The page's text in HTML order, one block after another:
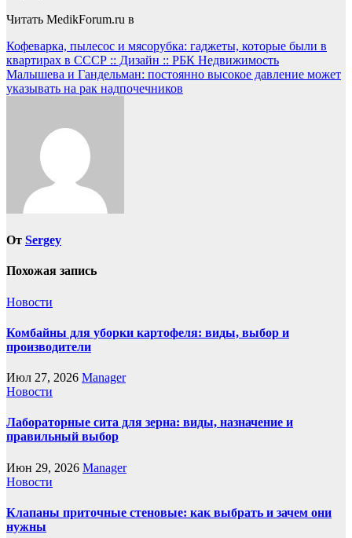
Читать MedikForum.ru в
Навигация
по
записям
Кофеварка, пылесос и мясорубка: гаджеты, которые были в
квартирах в СССР :: Дизайн :: РБК Недвижимость
Малышева и Гандельман: постоянно высокое давление может
указывать на рак надпочечников
От Sergey
Похожая запись
Новости
Комбайны для уборки картофеля: виды, выбор и
производители
Июл 27, 2026 Manager
Новости
Лабораторные сита для зерна: виды, назначение и
правильный выбор
Июн 29, 2026 Manager
Новости
Клапаны приточные стеновые: как выбрать и зачем они
нужны